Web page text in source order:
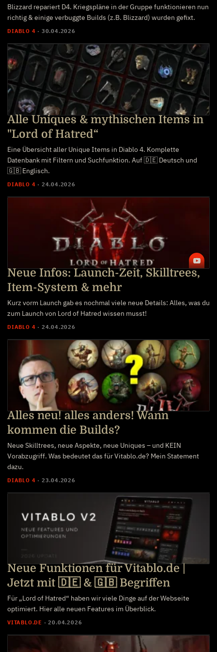
Blizzard repariert D4. Kriegspläne in der Gruppe funktionieren nun
richtig & einige verbuggte Builds (z.B. Blizzard) wurden gefixt.
DIABLO 4 · 30.04.2026
Alle Uniques & mythischen Items in
"Lord of Hatred“
Eine Übersicht aller Unique Items in Diablo 4. Komplette
Datenbank mit Filtern und Suchfunktion. Auf 🇩🇪 Deutsch und
🇬🇧 Englisch.
DIABLO 4 · 24.04.2026
Neue Infos: Launch-Zeit, Skilltrees,
Item-System & mehr
Kurz vorm Launch gab es nochmal viele neue Details: Alles, was du
zum Launch von Lord of Hatred wissen musst!
DIABLO 4 · 24.04.2026
Alles neu! alles anders! Wann
kommen die Builds?
Neue Skilltrees, neue Aspekte, neue Uniques – und KEIN
Vorabzugriff. Was bedeutet das für Vitablo.de? Mein Statement
dazu.
DIABLO 4 · 23.04.2026
Neue Funktionen für Vitablo.de |
Jetzt mit 🇩🇪 & 🇬🇧 Begriffen
Für „Lord of Hatred“ haben wir viele Dinge auf der Webseite
optimiert. Hier alle neuen Features im Überblick.
VITABLO.DE · 20.04.2026